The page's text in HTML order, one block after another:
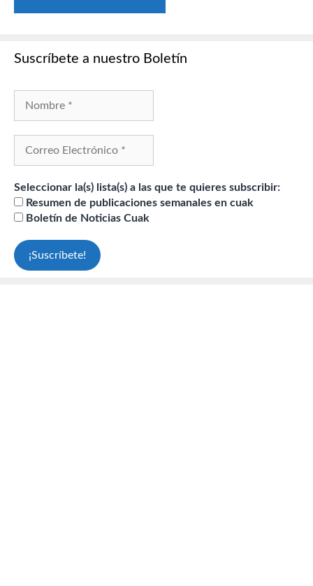
Suscríbete a nuestro Boletín
Seleccionar la(s) lista(s) a las que te quieres subscribir:
Resumen de publicaciones semanales en cuak
Boletín de Noticias Cuak